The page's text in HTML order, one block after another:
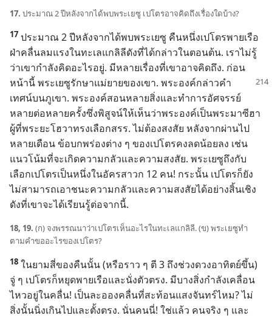
17. ประมาณ 2 ปี​หลัง​จาก​ได้​พบ​พระ​เยซู เปโตร​อาจ​คิด​ถึง​เรื่อง​ใด​บ้าง?
17 ประมาณ 2 ปี​หลัง​จาก​ได้​พบ​พระ​เยซู คืน​หนึ่ง​เปโตร​พาย​เรือ​
ฝ่า​คลื่น​ลม​แรง​ใน​ทะเล​แกลิลี​ดัง​ที่​ได้​กล่าว​ใน​ตอน​ต้น. เรา​ไม่​รู้​
ว่า​เขา​กำลัง​คิด​อะไร​อยู่. มี​หลาย​เรื่อง​ที่​เขา​อาจ​คิด​ถึง. ก่อน​
หน้า​นี้ พระ​เยซู​รักษา​แม่ยาย​ของ​เขา. พระองค์​กล่าว​คำ​
เทศน์​บน​ภูเขา. พระองค์​สอน​หลาย​สิ่ง​และ​ทำ​การ​อัศจรรย์​
หลาย​ต่อ​หลาย​ครั้ง​ซึ่ง​พิสูจน์​ให้​เห็น​ว่า​พระองค์​เป็น​พระ​มาซีฮา​
ผู้​ที่​พระ​ยะโฮวา​ทรง​เลือก​สรร. ไม่​ต้อง​สงสัย หลัง​จาก​ผ่าน​ไป​
หลาย​เดือน ข้อ​บกพร่อง​ต่าง ๆ ของ​เปโตร​คง​ลด​น้อย​ลง เช่น
แนว​โน้ม​ที่​จะ​เกิด​ความ​กลัว​และ​ความ​สงสัย. พระ​เยซู​ถึง​กับ​
เลือก​เปโตร​เป็น​หนึ่ง​ใน​อัครสาวก 12 คน! กระนั้น เปโตร​ก็​ยัง​
ไม่​สามารถ​เอา​ชนะ​ความ​กลัว​และ​ความ​สงสัย​ได้​อย่าง​สิ้นเชิง
ดัง​ที่​เขา​จะ​ได้​เรียน​รู้​ต่อ​จาก​นี้.
18, 19. (ก) จง​พรรณนา​ว่า​เปโตร​เห็น​อะไร​ใน​ทะเล​แกลิลี. (ข) พระ​เยซู​ทำ​
ตาม​คำ​ขอ​อะไร​ของ​เปโตร?
18 ใน​ยาม​สี่​ของ​คืน​นั้น (หรือ​ราว ๆ ตี 3 ถึง​ช่วง​ดวง​อาทิตย์​ขึ้น)
จู่ ๆ เปโตร​ก็​หยุด​พาย​เรือ​และ​นั่ง​ตัว​ตรง. มี​บาง​สิ่ง​กำลัง​เคลื่อน​
ไหว​อยู่​ใน​คลื่น! เป็น​ละออง​คลื่น​ที่​สะท้อน​แสง​จันทร์​ไหม? ไม่
สิ่ง​นั้น​นิ่ง​เกิน​ไป​และ​ตั้ง​ตรง. นั่น​คน​นี่! ใช่​แล้ว คน​จริง ๆ และ​